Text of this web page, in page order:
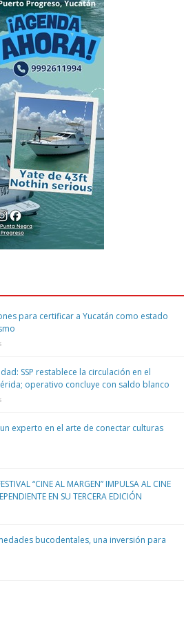
para certificar a Yucatán como estado
SSP restablece la circulación en el
operativo concluye con saldo blanco
experto en el arte de conectar culturas
“CINE AL MARGEN” IMPULSA AL CINE
EN SU TERCERA EDICIÓN
bucodentales, una inversión para